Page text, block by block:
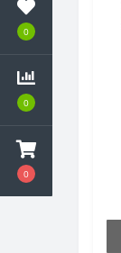
0
0
0